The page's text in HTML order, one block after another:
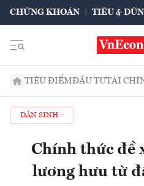
CHỨNG KHOÁN TIÊU &
TIÊU ĐIỂMĐẦU TƯTÀI
DÂN SINH
Chính thức đề
lương hưu từ